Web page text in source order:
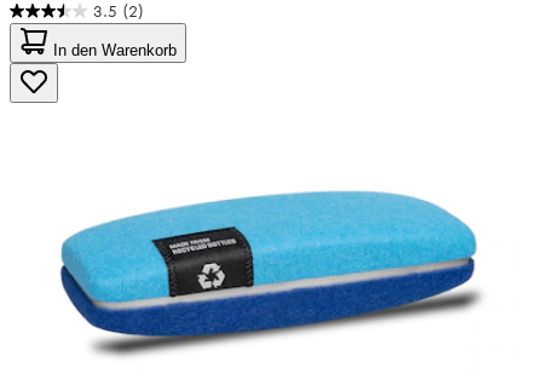
3.5 (2)
3.5
von
5
Sternen.
2
In den Warenkorb